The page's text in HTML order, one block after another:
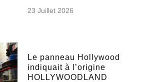
23 Juillet 2026
Le panneau Hollywood
indiquait à l’origine
HOLLYWOODLAND